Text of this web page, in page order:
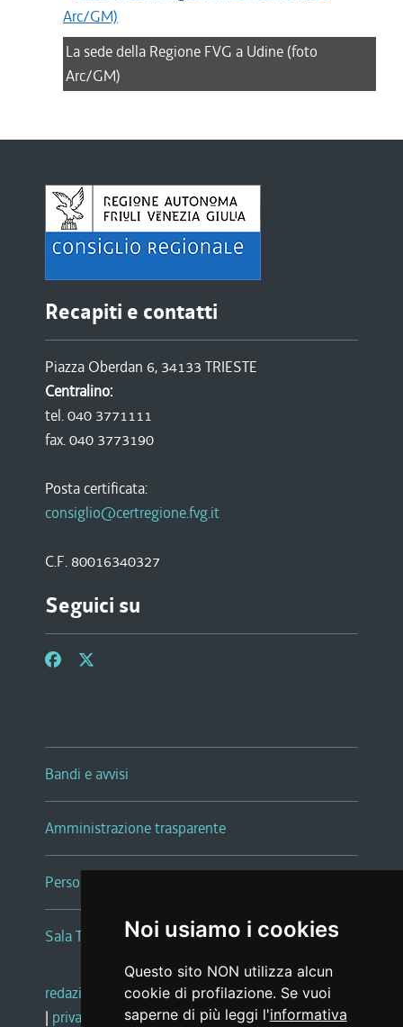
Noi usiamo i cookies
Questo sito NON utilizza alcun
cookie di profilazione. Se vuoi
saperne di più leggi l'informativa
La sede della Regione FVG a Udine (foto
Arc/GM)
Recapiti e contatti
Piazza Oberdan 6, 34133 TRIESTE
Centralino:
tel. 040 3771111
fax. 040 3773190
Posta certificata:
consiglio@certregione.fvg.it
C.F. 80016340327
Seguici su
Bandi e avvisi
Amministrazione trasparente
Persone e Uffici
Sala Tiziano Tessitori
redazione web |note legali |glossario
| privacy social media policy